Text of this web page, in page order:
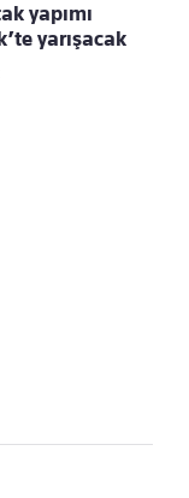
yapımı
yarışacak